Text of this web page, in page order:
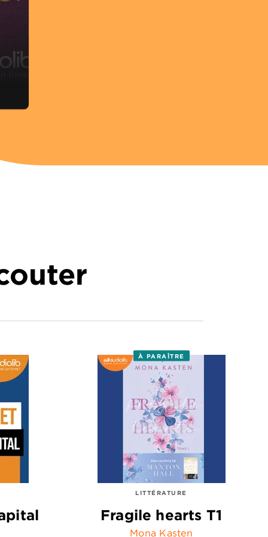
À PARAÎTRE
LITTÉRATURE
Fragile hearts T1
Mona Kasten